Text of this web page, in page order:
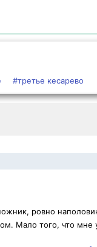
#третье кесарево
ровно
Мало того, что мне